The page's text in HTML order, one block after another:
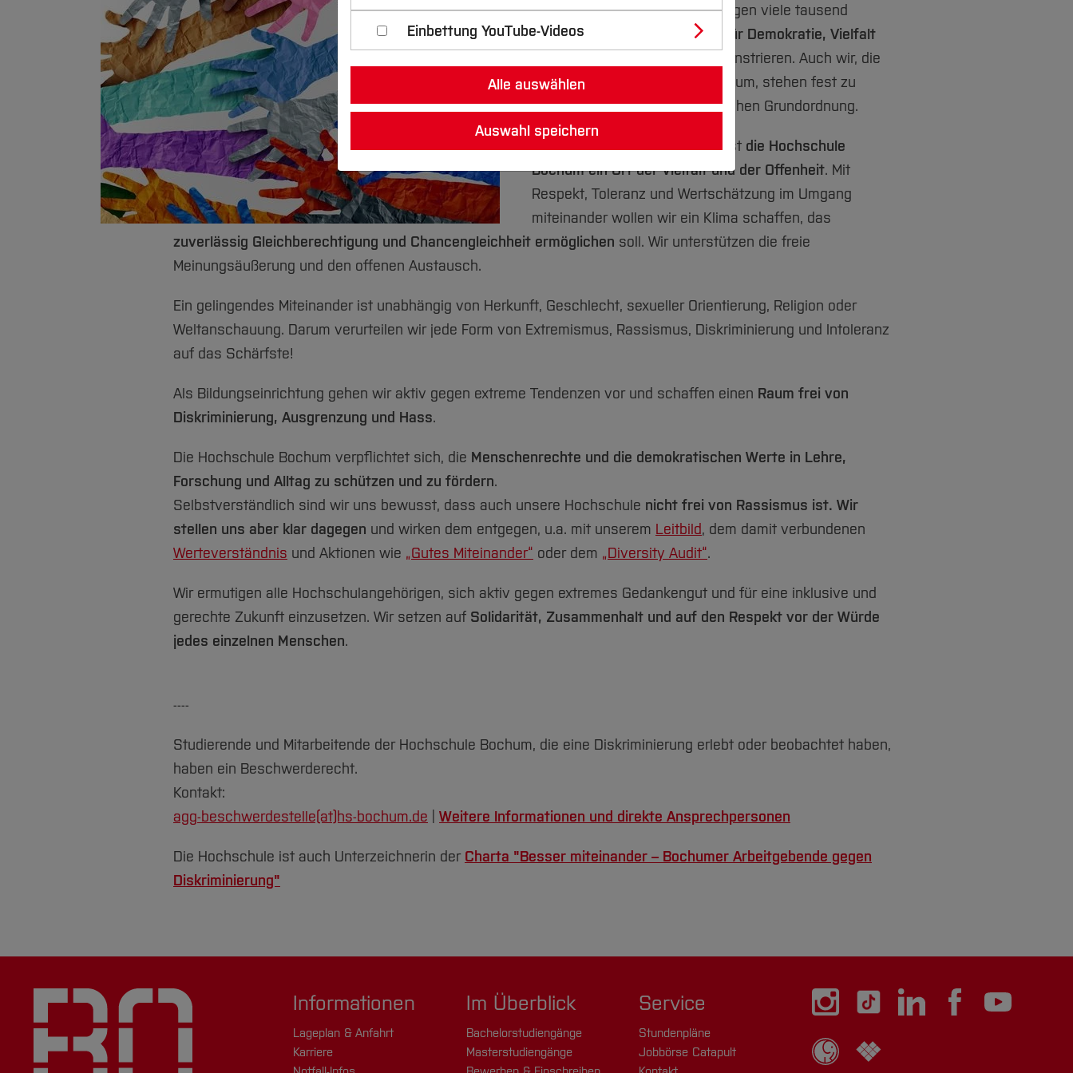
Bundesweit gehen in diesen Tagen viele tausend
Menschen auf die Straße, um
für Demokratie, Vielfalt
zu demonstrieren. Auch wir, die
Mitglieder der Hochschule Bochum, stehen fest zu
unserer freiheitlich demokratischen Grundordnung.
Mitten im Ruhrgebiet gelegen, ist die Hochschule
Bochum ein Ort der Vielfalt und der Offenheit. Mit
Respekt, Toleranz und Wertschätzung im Umgang
miteinander wollen wir ein Klima schaffen, das
zuverlässig Gleichberechtigung und Chancengleichheit ermöglichen soll. Wir unterstützen die freie
Meinungsäußerung und den offenen Austausch.
Ein gelingendes Miteinander ist unabhängig von Herkunft, Geschlecht, sexueller Orientierung, Religion oder
Weltanschauung. Darum verurteilen wir jede Form von Extremismus, Rassismus, Diskriminierung und Intoleranz
auf das Schärfste!
Als Bildungseinrichtung gehen wir aktiv gegen extreme Tendenzen vor und schaffen einen Raum frei von
Diskriminierung, Ausgrenzung und Hass.
Die Hochschule Bochum verpflichtet sich, die Menschenrechte und die demokratischen Werte in Lehre,
Forschung und Alltag zu schützen und zu fördern.
Selbstverständlich sind wir uns bewusst, dass auch unsere Hochschule nicht frei von Rassismus ist. Wir
stellen uns aber klar dagegen und wirken dem entgegen, u.a. mit unserem Leitbild, dem damit verbundenen
Werteverständnis und Aktionen wie „Gutes Miteinander“ oder dem „Diversity Audit“.
Wir ermutigen alle Hochschulangehörigen, sich aktiv gegen extremes Gedankengut und für eine inklusive und
gerechte Zukunft einzusetzen. Wir setzen auf Solidarität, Zusammenhalt und auf den Respekt vor der Würde
jedes einzelnen Menschen.
----
Studierende und Mitarbeitende der Hochschule Bochum, die eine Diskriminierung erlebt oder beobachtet haben,
haben ein Beschwerderecht.
Kontakt:
agg-beschwerdestelle(at)hs-bochum.de
Weitere Informationen und direkte Ansprechpersonen
Die Hochschule ist auch Unterzeichnerin der Charta "Besser miteinander – Bochumer Arbeitgebende gegen
Diskriminierung"
Informationen
Lageplan & Anfahrt
Karriere
Im Überblick
Bachelorstudiengänge
Masterstudiengänge
Service
Stundenpläne
Jobbörse Catapult
Einbettung YouTube-Videos
Alle auswählen
Auswahl speichern